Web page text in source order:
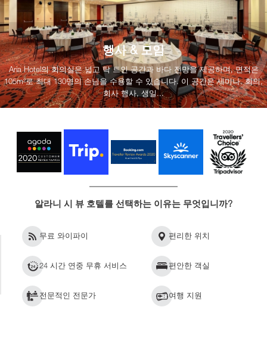
행사 & 모임
Aria Hotel의 회의실은 넓고 탁 트인 공간과 바다 전망을 제공하며, 면적은
105m²로 최대 130명의 손님을 수용할 수 있습니다. 이 공간은 세미나, 회의,
회사 행사, 생일...
알라니 시 뷰 호텔를 선택하는 이유는 무엇입니까?
무료 와이파이 편리한 위치
24 시간 연중 무휴 서비스 편안한 객실
전문적인 전문가 여행 지원